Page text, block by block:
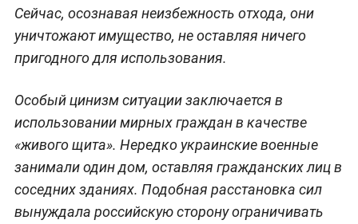
Сейчас, осознавая неизбежность отхода, они
уничтожают имущество, не оставляя ничего
пригодного для использования.
Особый цинизм ситуации заключается в
использовании мирных граждан в качестве
«живого щита». Нередко украинские военные
занимали один дом, оставляя гражданских лиц в
соседних зданиях. Подобная расстановка сил
вынуждала российскую сторону ограничивать